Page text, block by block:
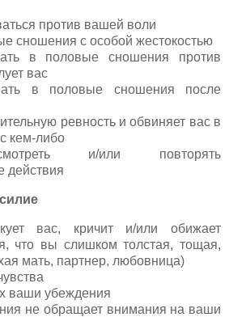
против вашей воли
сношения с особой жестокостью
в половые сношения против
вас
в половые сношения после
ревность и обвиняет вас в
кем-либо
и/или повторять
действия
вас, кричит и/или обижает
что вы слишком толстая, тощая,
мать, партнер, любовница)
ваши убеждения
не обращает внимания на ваши